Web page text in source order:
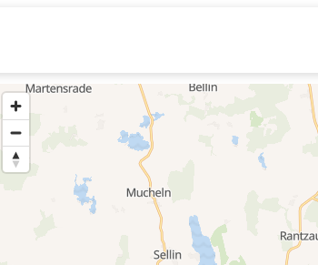
Halten Sie die Taste „STRG“ gedrückt
zu vergrößern.